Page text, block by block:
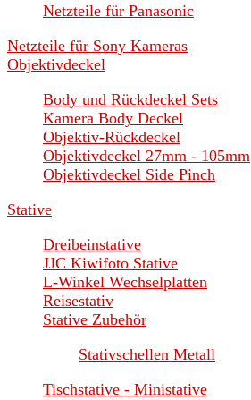
Netzteile für Panasonic
Netzteile für Sony Kameras
Objektivdeckel
Body und Rückdeckel Sets
Kamera Body Deckel
Objektiv-Rückdeckel
Objektivdeckel 27mm - 105mm
Objektivdeckel Side Pinch
Stative
Dreibeinstative
JJC Kiwifoto Stative
L-Winkel Wechselplatten
Reisestativ
Stative Zubehör
Stativschellen Metall
Tischstative - Ministative